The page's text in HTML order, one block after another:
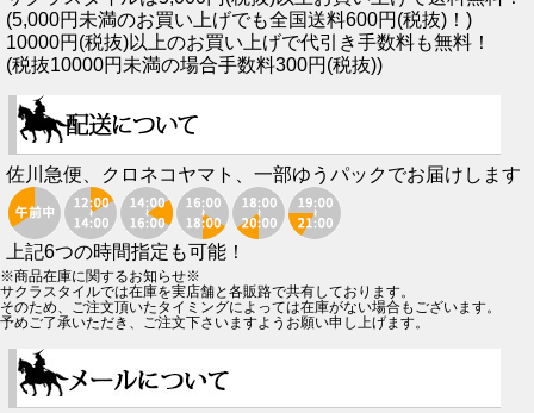
(5,000円未満のお買い上げでも全国送料600円(税抜)！)
10000円(税抜)以上のお買い上げで代引き手数料も無料！
(税抜10000円未満の場合手数料300円(税抜))
佐川急便、クロネコヤマト、一部ゆうパックでお届けします
上記6つの時間指定も可能！
※商品在庫に関するお知らせ※
サクラスタイルでは在庫を実店舗と各販路で共有しております。
そのため、ご注文頂いたタイミングによっては在庫がない場合もございます。
予めご了承いただき、ご注文下さいますようお願い申し上げます。